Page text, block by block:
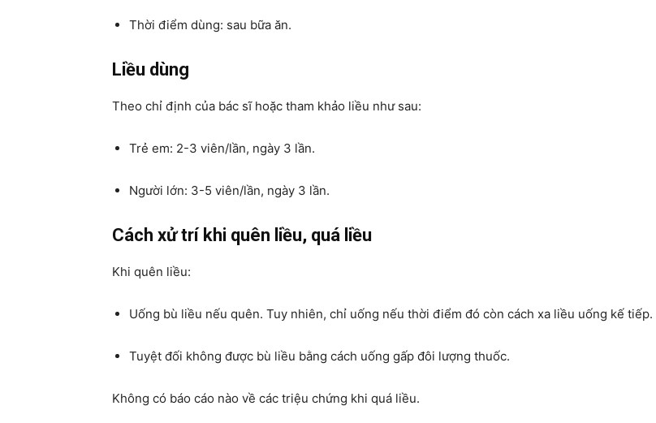
Thời điểm dùng: sau bữa ăn.
Liều dùng
Theo chỉ định của bác sĩ hoặc tham khảo liều như sau:
Trẻ em: 2-3 viên/lần, ngày 3 lần.
Người lớn: 3-5 viên/lần, ngày 3 lần.
Cách xử trí khi quên liều, quá liều
Khi quên liều:
Uống bù liều nếu quên. Tuy nhiên, chỉ uống nếu thời điểm đó còn cách xa liều uống kế tiếp.
Tuyệt đối không được bù liều bằng cách uống gấp đôi lượng thuốc.
Không có báo cáo nào về các triệu chứng khi quá liều.